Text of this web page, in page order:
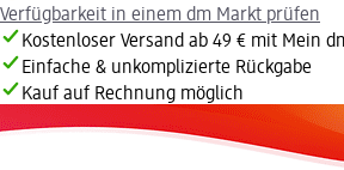
Verfügbarkeit in einem dm Markt prüfen
Kostenloser Versand ab 49 € mit Mein
Einfache & unkomplizierte Rückgabe
Kauf auf Rechnung möglich